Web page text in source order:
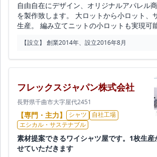
自由自在にデザイン、オリジナルアパレル
を製作致します。 大ロットから小ロット、
生産。 編み立てニットの小ロットも実現可
【設立】 創業2014年、設立2016年8月
フレックスジャパン株式会社
長野県千曲市大字屋代2451
【専門・主力】 シャツ
自社工場
エシカル・サステナブル
素材提案できるワイシャツ屋です。1枚生産
せていただきます